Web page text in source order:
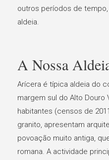
outros períodos de
aldeia.
A Nossa
Arícera é típica aldeia do
margem sul do Alto Douro
habitantes (censos de
granito, apresentam
povoação muito antiga,
romana. A actividade